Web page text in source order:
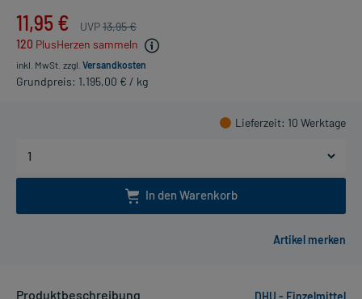
11,95 € UVP13,95 €
120 PlusHerzen sammeln
inkl. MwSt. zzgl. Versandkosten
Grundpreis: 1.195,00 € / kg
Lieferzeit: 10 Werktage
In den Warenkorb
Produktbeschreibung
DHU - Einzelmittel